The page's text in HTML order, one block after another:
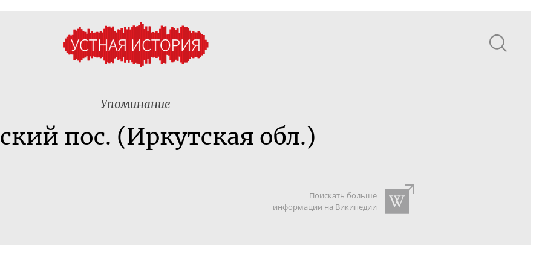
Упоминание
пос. (Иркутская обл.)
Поискать больше
информации на Википедии